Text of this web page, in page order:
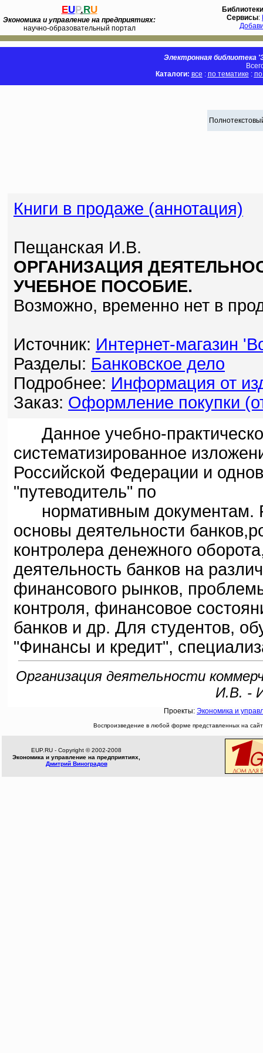
EUP.RU
Экономика и управление на предприятиях:
научно-образовательный портал
Библиотеки
Сервисы:
Электронная библиотека
Каталоги: все : по тематике :
Книги в продаже (аннотация)
Пещанская И.В.
ОРГАНИЗАЦИЯ
УЧЕБНОЕ ПОСОБИЕ.
Возможно, временно нет в
Источник: Интернет-магазин
Разделы: Банковское дело
Подробнее: Информация от
Заказ: Оформление покупки
Данное учебно-
систематизированное
Российской Федерации и
"путеводитель" по
нормативным документам.
основы деятельности
контролера денежного
деятельность банков на
финансового рынков,
контроля, финансовое
банков и др. Для студентов,
"Финансы и кредит",
Организация деятельности
И.В. -
Проекты: Экономика и
Воспроизведение в любой форме представленных на
EUP.RU - Copyright © 2002-2008
Экономика и управление на предприятиях,
Дмитрий Виноградов